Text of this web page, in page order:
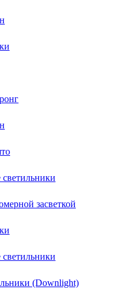
засветкой
(Downlight)